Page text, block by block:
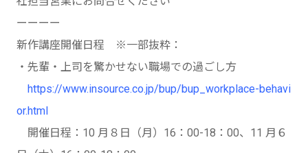
ーーーー
新作講座開催日程 ※一部抜粋：
・先輩・上司を驚かせない職場での過ごし方
https://www.insource.co.jp/bup/bup_workplace-behavi
or.html
開催日程：10 月８日（月）16：00-18：00、11 月６